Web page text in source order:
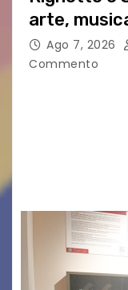
arte,
nuovo
Ago 7, 2026
Commento